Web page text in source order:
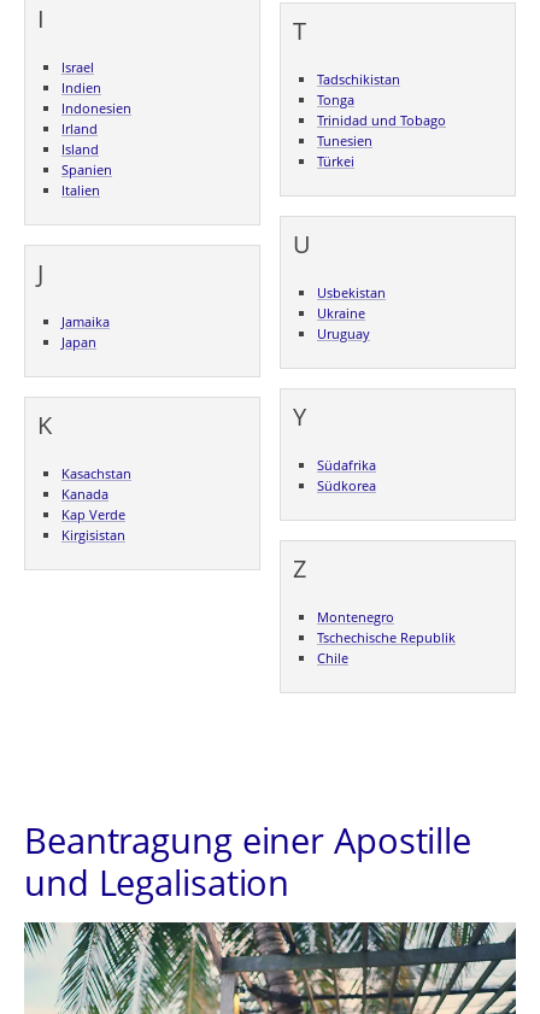
I
Israel
Indien
Indonesien
Irland
Island
Spanien
Italien
J
Jamaika
Japan
K
Kasachstan
Kanada
Kap Verde
Kirgisistan
T
Tadschikistan
Tonga
Trinidad und Tobago
Tunesien
Türkei
U
Usbekistan
Ukraine
Uruguay
Y
Südafrika
Südkorea
Z
Montenegro
Tschechische Republik
Chile
Beantragung einer Apostille
und Legalisation